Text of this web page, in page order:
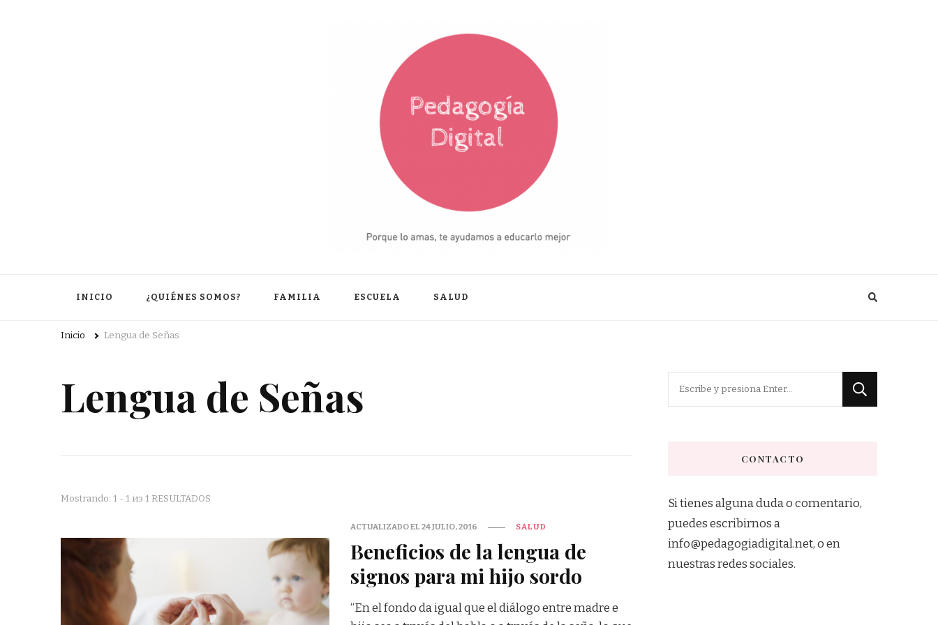
INICIO ¿QUIÉNES SOMOS? FAMILIA ESCUELA SALUD
Inicio Lengua de Señas
Lengua de Señas
Mostrando: 1 - 1 из 1 RESULTADOS
ACTUALIZADO EL 24 JULIO, 2016 SALUD
Beneficios de la lengua de
signos para mi hijo sordo
“En el fondo da igual que el diálogo entre madre e
CONTACTO
Si tienes alguna duda o comentario,
puedes escribirnos a
info@pedagogiadigital.net, o en
nuestras redes sociales.